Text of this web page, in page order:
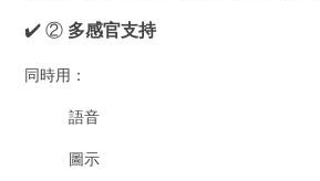
✔️ ② 多感官支持
同時用：
語音
圖示